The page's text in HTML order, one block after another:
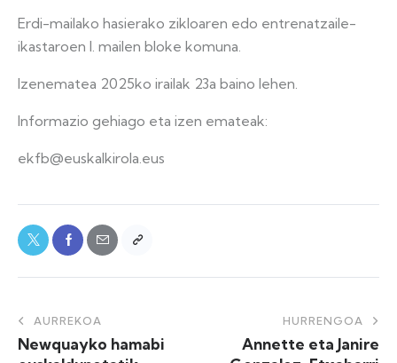
Erdi-mailako hasierako zikloaren edo entrenatzaile-
ikastaroen I. mailen bloke komuna.
Izenematea 2025ko irailak 23a baino lehen.
Informazio gehiago eta izen emateak:
ekfb@euskalkirola.eus
AURREKOA
Newquayko hamabi
HURRENGOA
Annette eta Janire